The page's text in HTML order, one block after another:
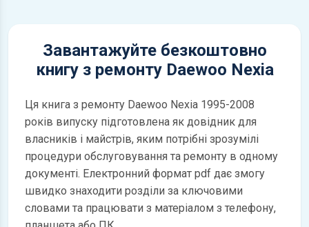
Завантажуйте безкоштовно
книгу з ремонту Daewoo Nexia
Ця книга з ремонту Daewoo Nexia 1995-2008
років випуску підготовлена як довідник для
власників і майстрів, яким потрібні зрозумілі
процедури обслуговування та ремонту в одному
документі. Електронний формат pdf дає змогу
швидко знаходити розділи за ключовими
словами та працювати з матеріалом з телефону,